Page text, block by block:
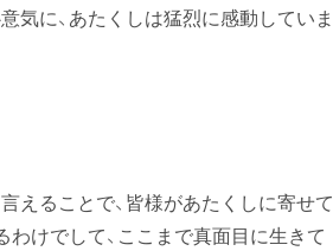
気に、あたくしは猛烈に感動していま
えることで、皆様があたくしに寄せて
けでして、ここまで真面目に生きて